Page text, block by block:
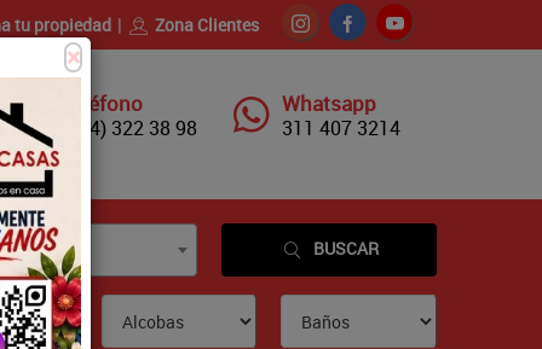
tu propiedad Zona Clientes
Teléfono
(604) 322 38 98
Whatsapp
311 407 3214
BUSCAR
×